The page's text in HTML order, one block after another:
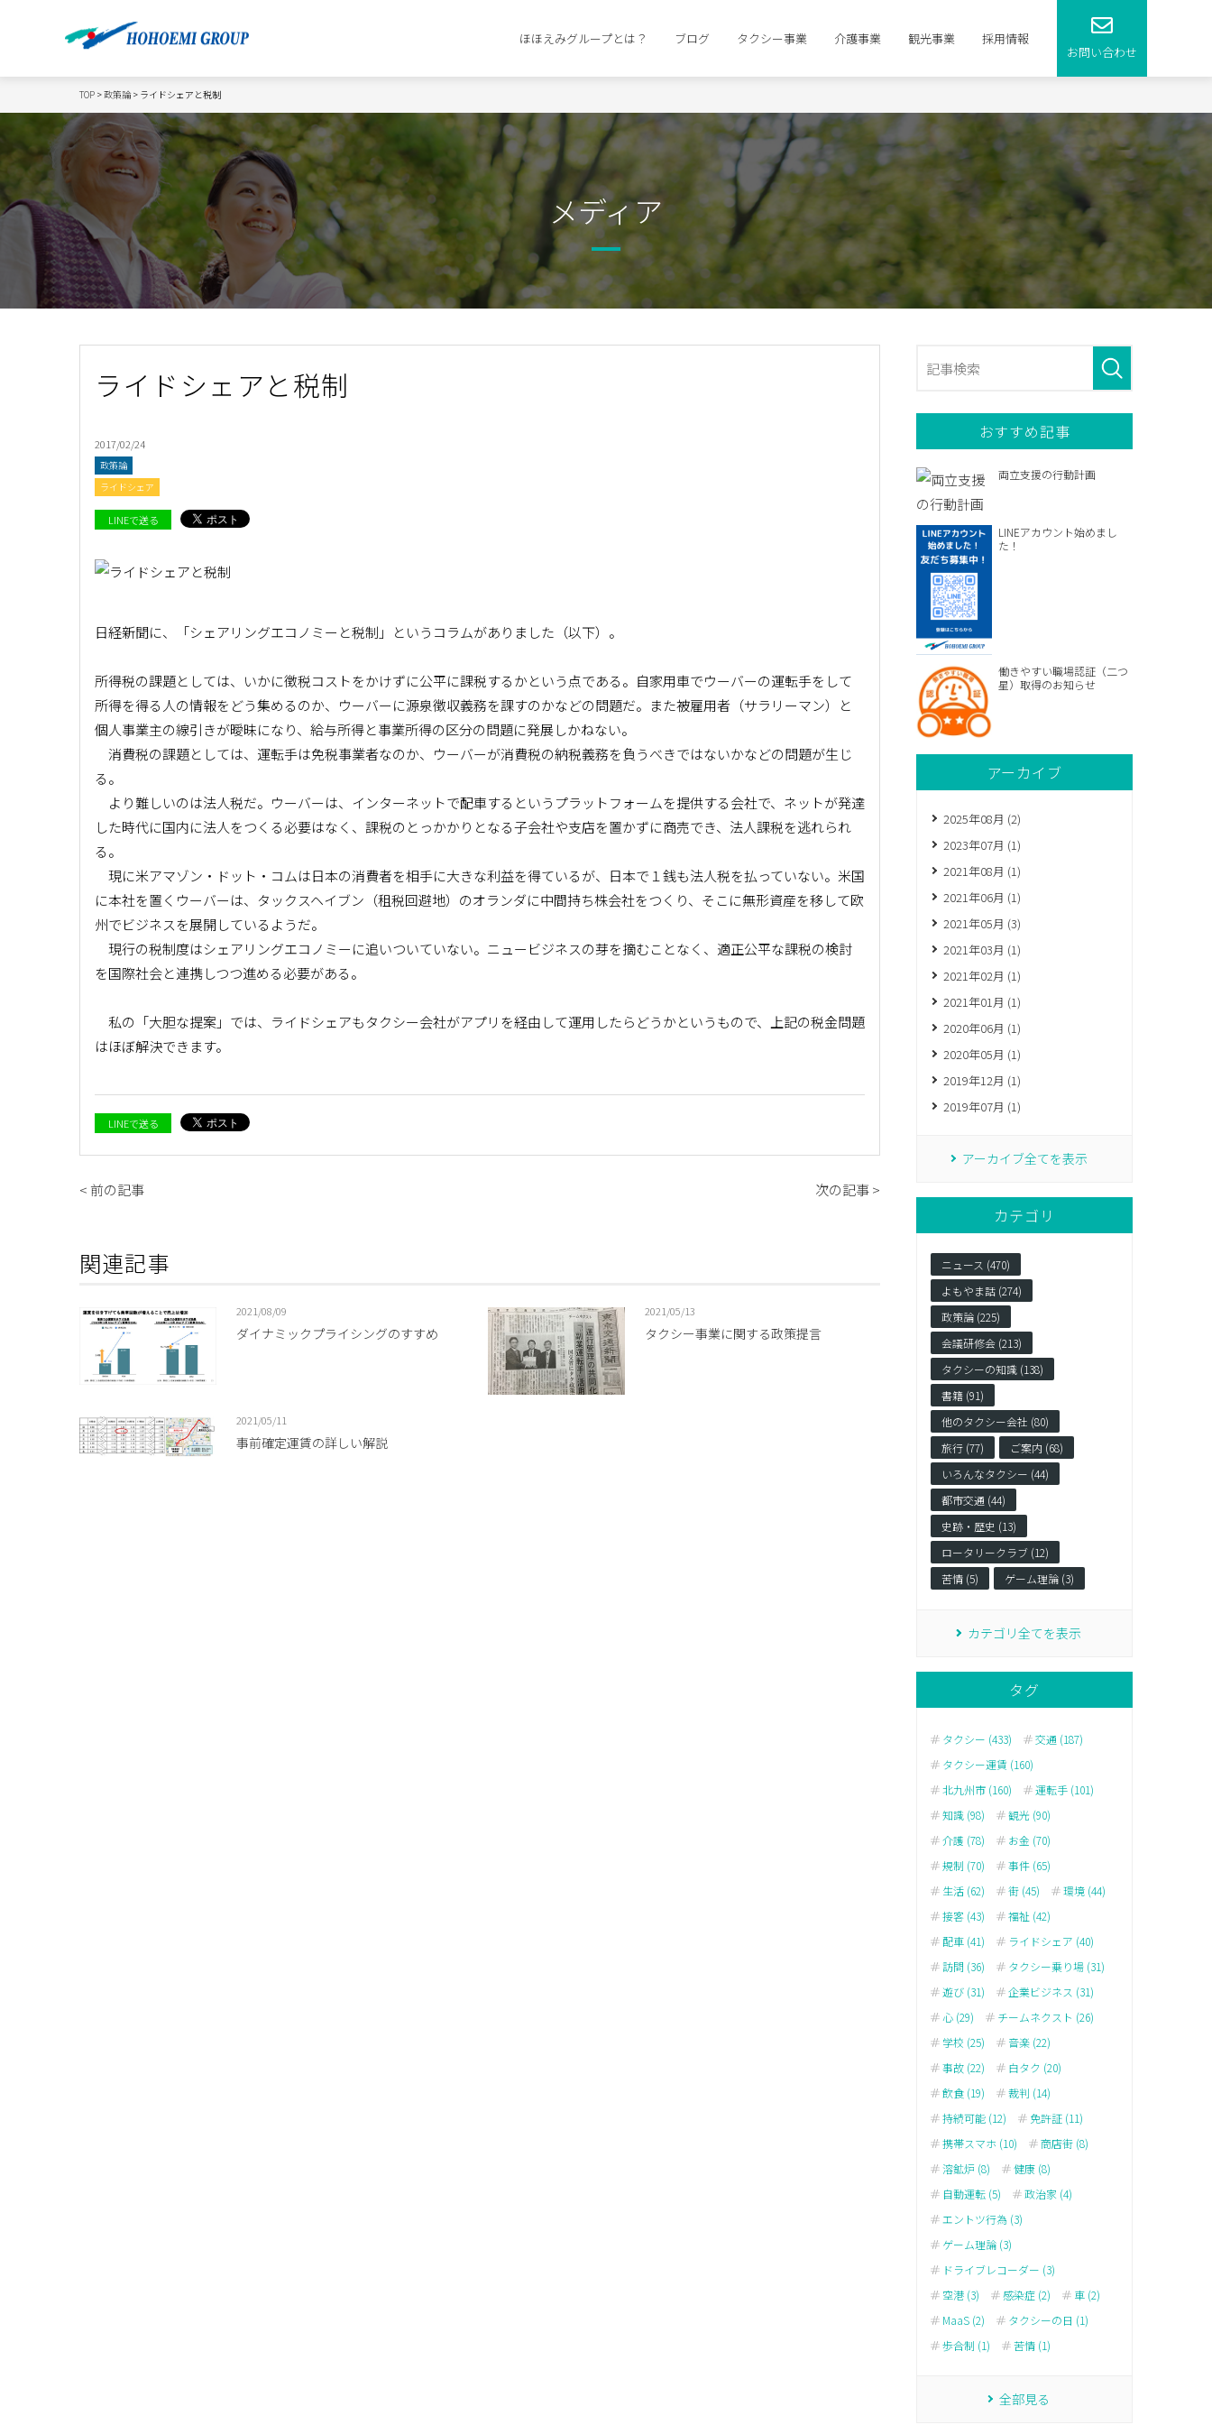
ほほえみグループとは？ ブログ タクシー事業 介護事業 観光事業 採用情報
お問い合わせ
TOP >政策論 > ライドシェアと税制
メディア
ライドシェアと税制
2017/02/24
政策論
ライドシェア
LINEで送る
日経新聞に、「シェアリングエコノミーと税制」というコラムがありました（以下）。
所得税の課題としては、いかに徴税コストをかけずに公平に課税するかという点である。自家用車でウーバーの運転手をして
所得を得る人の情報をどう集めるのか、ウーバーに源泉徴収義務を課すのかなどの問題だ。また被雇用者（サラリーマン）と
個人事業主の線引きが曖昧になり、給与所得と事業所得の区分の問題に発展しかねない。
消費税の課題としては、運転手は免税事業者なのか、ウーバーが消費税の納税義務を負うべきではないかなどの問題が生じ
る。
より難しいのは法人税だ。ウーバーは、インターネットで配車するというプラットフォームを提供する会社で、ネットが発達
した時代に国内に法人をつくる必要はなく、課税のとっかかりとなる子会社や支店を置かずに商売でき、法人課税を逃れられ
る。
現に米アマゾン・ドット・コムは日本の消費者を相手に大きな利益を得ているが、日本で１銭も法人税を払っていない。米国
に本社を置くウーバーは、タックスヘイブン（租税回避地）のオランダに中間持ち株会社をつくり、そこに無形資産を移して欧
州でビジネスを展開しているようだ。
現行の税制度はシェアリングエコノミーに追いついていない。ニュービジネスの芽を摘むことなく、適正公平な課税の検討
を国際社会と連携しつつ進める必要がある。
私の「大胆な提案」では、ライドシェアもタクシー会社がアプリを経由して運用したらどうかというもので、上記の税金問題
はほぼ解決できます。
LINEで送る
< 前の記事 次の記事 >
関連記事
2021/08/09
ダイナミックプライシングのすすめ
2021/05/13
タクシー事業に関する政策提言
2021/05/11
事前確定運賃の詳しい解説
おすすめ記事
両立支援の行動計画
LINEアカウント始めまし
た！
働きやすい職場認証（二つ
星）取得のお知らせ
アーカイブ
2025年08月 (2)
2023年07月 (1)
2021年08月 (1)
2021年06月 (1)
2021年05月 (3)
2021年03月 (1)
2021年02月 (1)
2021年01月 (1)
2020年06月 (1)
2020年05月 (1)
2019年12月 (1)
2019年07月 (1)
アーカイブ全てを表示
カテゴリ
ニュース (470)
よもやま話 (274)
政策論 (225)
会議研修会 (213)
タクシーの知識 (138)
書籍 (91)
他のタクシー会社 (80)
旅行 (77)
ご案内 (68)
いろんなタクシー (44)
都市交通 (44)
史跡・歴史 (13)
ロータリークラブ (12)
苦情 (5)
ゲーム理論 (3)
カテゴリ全てを表示
タグ
タクシー (433)
交通 (187)
タクシー運賃 (160)
北九州市 (160)
運転手 (101)
知識 (98)
観光 (90)
介護 (78)
お金 (70)
規制 (70)
事件 (65)
生活 (62)
街 (45)
環境 (44)
接客 (43)
福祉 (42)
配車 (41)
ライドシェア (40)
訪問 (36)
タクシー乗り場 (31)
遊び (31)
企業ビジネス (31)
心 (29)
チームネクスト (26)
学校 (25)
音楽 (22)
事故 (22)
白タク (20)
飲食 (19)
裁判 (14)
持続可能 (12)
免許証 (11)
携帯スマホ (10)
商店街 (8)
溶鉱炉 (8)
健康 (8)
自動運転 (5)
政治家 (4)
エントツ行為 (3)
ゲーム理論 (3)
ドライブレコーダー (3)
空港 (3)
感染症 (2)
車 (2)
MaaS (2)
タクシーの日 (1)
歩合制 (1)
苦情 (1)
全部見る